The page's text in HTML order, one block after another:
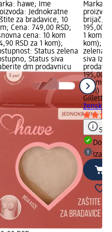
hawe; Ime
Jednokratne
za bradavice, 10
Cena: 749,00 RSD;
cena: 10 kom
RSD za 1 kom);
Status zelena
Status siva
dm prodavnicu
Marka:
brijač, 1
195,00
1 kom
kom);
zelena
siva
195,00
1 kom
kom)
Gillette
ženski